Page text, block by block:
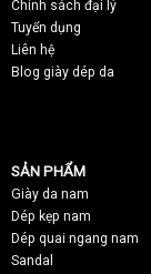
Chính sách đại lý
Tuyển dụng
Liên hệ
Blog giày dép da
SẢN PHẨM
Giày da nam
Dép kẹp nam
Dép quai ngang nam
Sandal